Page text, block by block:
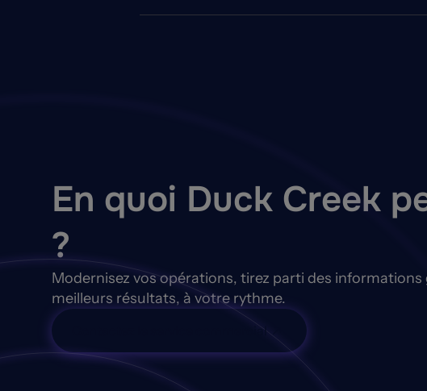
En quoi Duck Creek
?
Modernisez vos opérations, tirez parti des
meilleurs résultats, à votre rythme.
Contactez le service commercial